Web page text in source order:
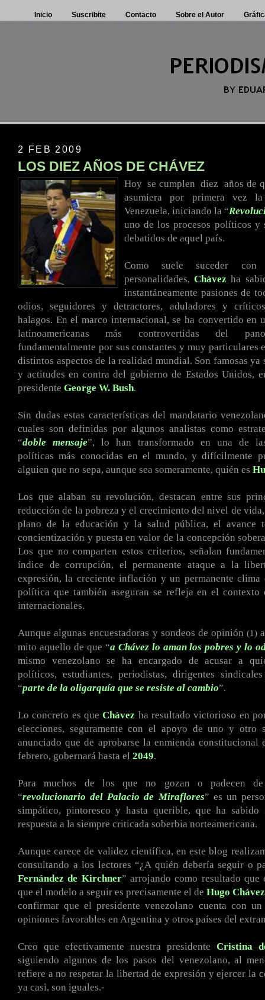
Inicio Suscribite Contacto Sobre el Autor
2 FEB 2009
LOS DIEZ AÑOS DE CHÁVEZ
Hoy .se cumplen .diez años de
asumiera por primera vez
Venezuela, iniciando la “
uno de los procesos políticos y
debatidos de aquel país.
Como suele suceder
personalidades,Chávez ha
instantáneamente pasiones de
odios, seguidores y detractores, aduladores y
halagos. En el marco internacional, se ha convertido en
latinoamericanas más controvertidas del
fundamentalmente por sus constantes y muy particulares
distintos aspectos de la realidad mundial. Son famosas ya
y actitudes en contra del gobierno de Estados Unidos,
presidente George W. Bush.
Sin dudas estas características del mandatario
cuales son definidas por algunos analistas como
“doble mensaje”, lo han transformado en una de
políticas más conocidas en el mundo, y difícilmente
alguien que no sepa, aunque sea someramente, quién es
Los que alaban su revolución, destacan entre sus
reducción de la pobreza y el crecimiento del nivel de
plano de la educación y la salud pública, el avance
concientización y puesta en valor de la concepción
Los que no comparten estos criterios, señalan
índice de corrupción, el permanente ataque a la
expresión, la creciente inflación y un permanente
política que también aseguran se refleja en el contexto
internacionales.
Aunque algunas encuestadoras y sondeos de opinión(1)
mito aquello de que “a Chávez lo aman los pobres y lo
mismo venezolano se ha encargado de acusar a
políticos, estudiantes, periodistas, dirigentes
“parte de la oligarquía que se resiste al cambio”.
Lo concreto es queChávez ha resultado victorioso en
elecciones, seguramente con el apoyo de uno y otro
anunciado que de aprobarse la enmienda
febrero, gobernará hasta el 2049.
Para muchos de los que no gozan o padecen
“revolucionario del Palacio de Miraflores” es un
simpático, pintoresco y hasta querible, que ha sabido
respuesta a la siempre criticada soberbia norteamericana.
Aunque carece de validez científica, en este blog
consultando a los lectores “¿A quién debería seguir o
Fernández de Kirchner” arrojando como resultado
que el modelo a seguir es precisamente el de Hugo Chávez
confirmar que el presidente venezolano cuenta con
opiniones favorables en Argentina y otros países del
Creo que efectivamente nuestra presidente Cristina
siguiendo algunos de los pasos del venezolano, al
refiere a no respetar la libertad de expresión y ejercer la
ya casi, son iguales.-